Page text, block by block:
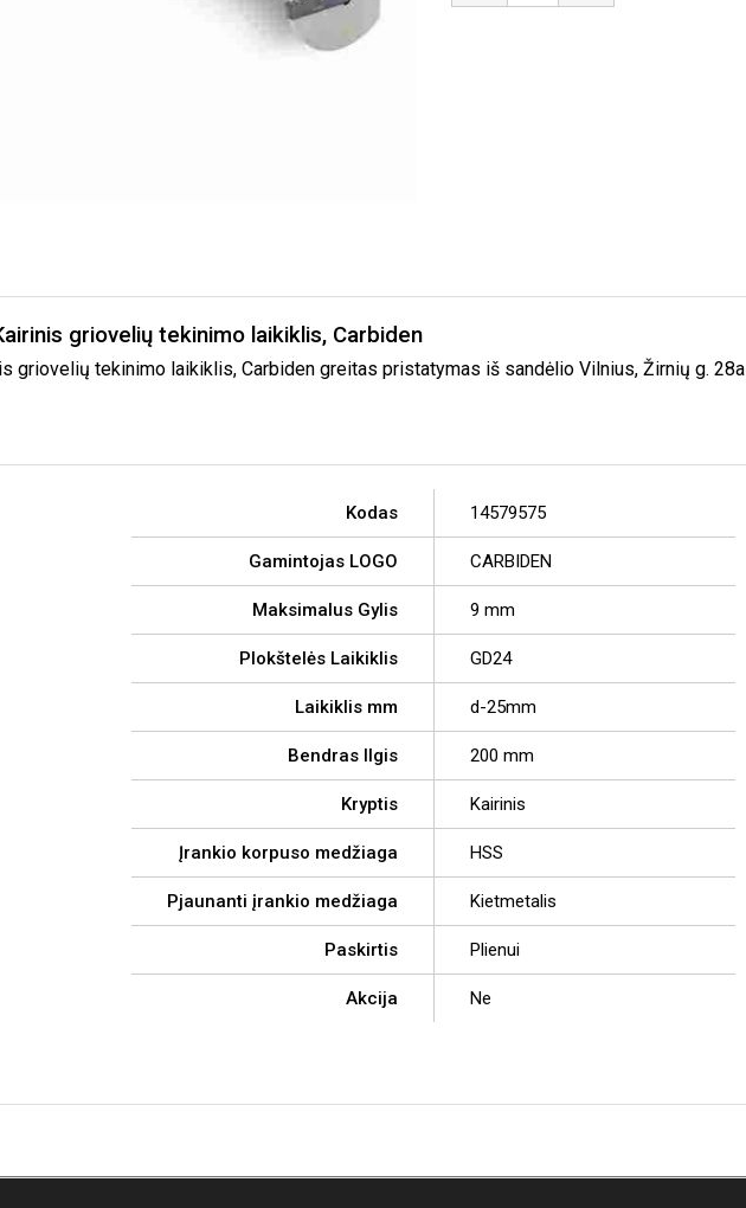
griovelių tekinimo laikiklis, Carbiden
griovelių tekinimo laikiklis, Carbiden greitas pristatymas iš sandėlio Vilnius, Žirnių g. 28a
Kodas 14579575
Gamintojas LOGO CARBIDEN
Maksimalus Gylis 9 mm
Plokštelės Laikiklis GD24
Laikiklis mm d-25mm
Bendras Ilgis 200 mm
Kryptis Kairinis
Įrankio korpuso medžiaga HSS
Pjaunanti įrankio medžiaga Kietmetalis
Paskirtis Plienui
Akcija Ne